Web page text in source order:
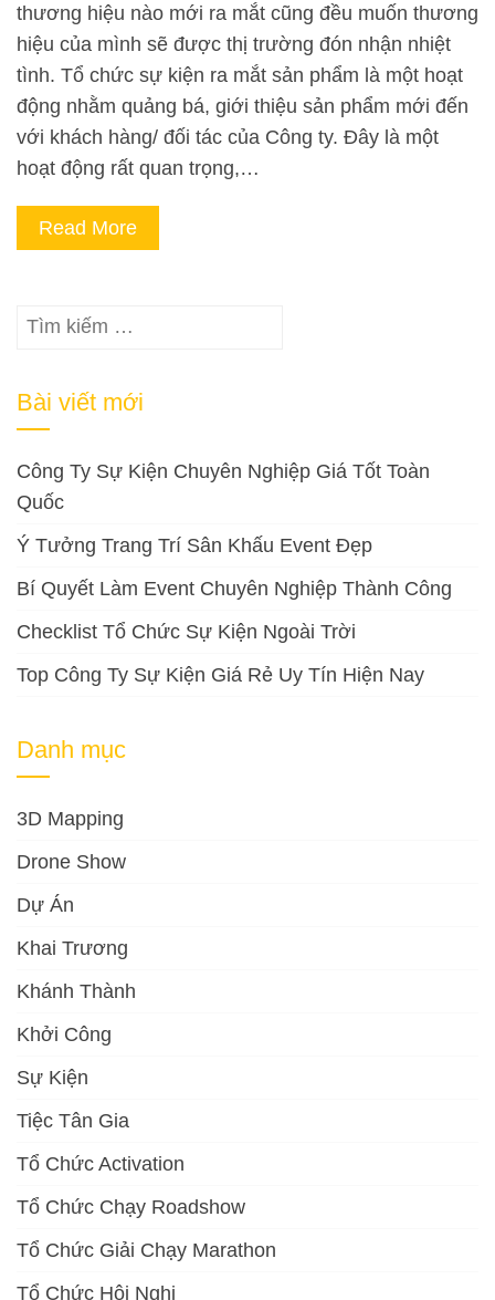
thương hiệu nào mới ra mắt cũng đều muốn thương
hiệu của mình sẽ được thị trường đón nhận nhiệt
tình. Tổ chức sự kiện ra mắt sản phẩm là một hoạt
động nhằm quảng bá, giới thiệu sản phẩm mới đến
với khách hàng/ đối tác của Công ty. Đây là một
hoạt động rất quan trọng,…
Read More
Tìm
Bài viết mới
Công Ty Sự Kiện Chuyên Nghiệp Giá Tốt Toàn
Quốc
Ý Tưởng Trang Trí Sân Khấu Event Đẹp
Bí Quyết Làm Event Chuyên Nghiệp Thành Công
Checklist Tổ Chức Sự Kiện Ngoài Trời
Top Công Ty Sự Kiện Giá Rẻ Uy Tín Hiện Nay
Danh mục
3D Mapping
Drone Show
Dự Án
Khai Trương
Khánh Thành
Khởi Công
Sự Kiện
Tiệc Tân Gia
Tổ Chức Activation
Tổ Chức Chạy Roadshow
Tổ Chức Giải Chạy Marathon
Tổ Chức Hội Nghị